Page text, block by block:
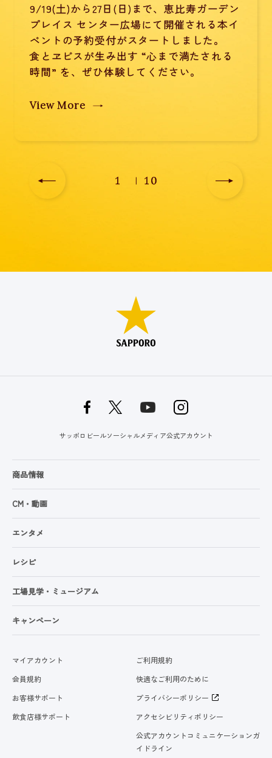
9/19(土)から27日(日)まで、恵比寿ガーデン
プレイス センター広場にて開催される本イ
ベントの予約受付がスタートしました。
食とヱビスが生み出す “心まで満たされる
時間” を、ぜひ体験してください。
View More
1 10
サッポロビールソーシャルメディア公式アカウント
商品情報
CM・動画
エンタメ
レシピ
工場見学・ミュージアム
キャンペーン
マイアカウント
会員規約
お客様サポート
飲食店様サポート
ご利用規約
快適なご利用のために
プライバシーポリシー
アクセシビリティポリシー
公式アカウントコミュニケーションガ
イドライン